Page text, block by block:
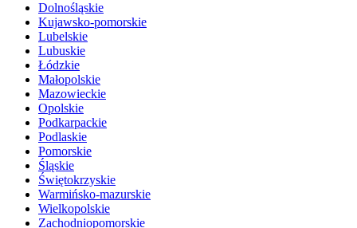
Dolnośląskie
Kujawsko-pomorskie
Lubelskie
Lubuskie
Łódzkie
Małopolskie
Mazowieckie
Opolskie
Podkarpackie
Podlaskie
Pomorskie
Śląskie
Świętokrzyskie
Warmińsko-mazurskie
Wielkopolskie
Zachodniopomorskie